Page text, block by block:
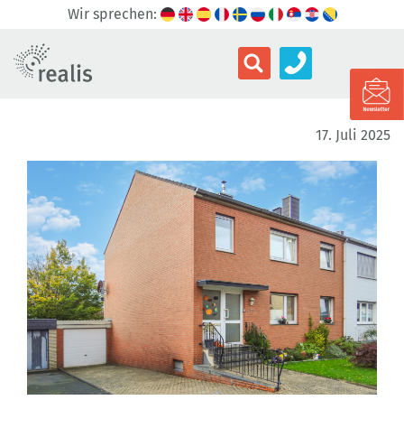
Wir sprechen:
17. Juli 2025